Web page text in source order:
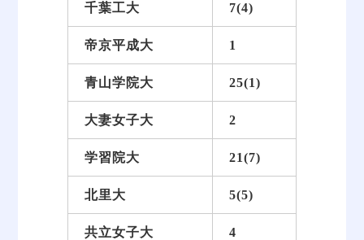
千葉工大 7(4)
帝京平成大 1
青山学院大 25(1)
大妻女子大 2
学習院大 21(7)
北里大 5(5)
共立女子大 4